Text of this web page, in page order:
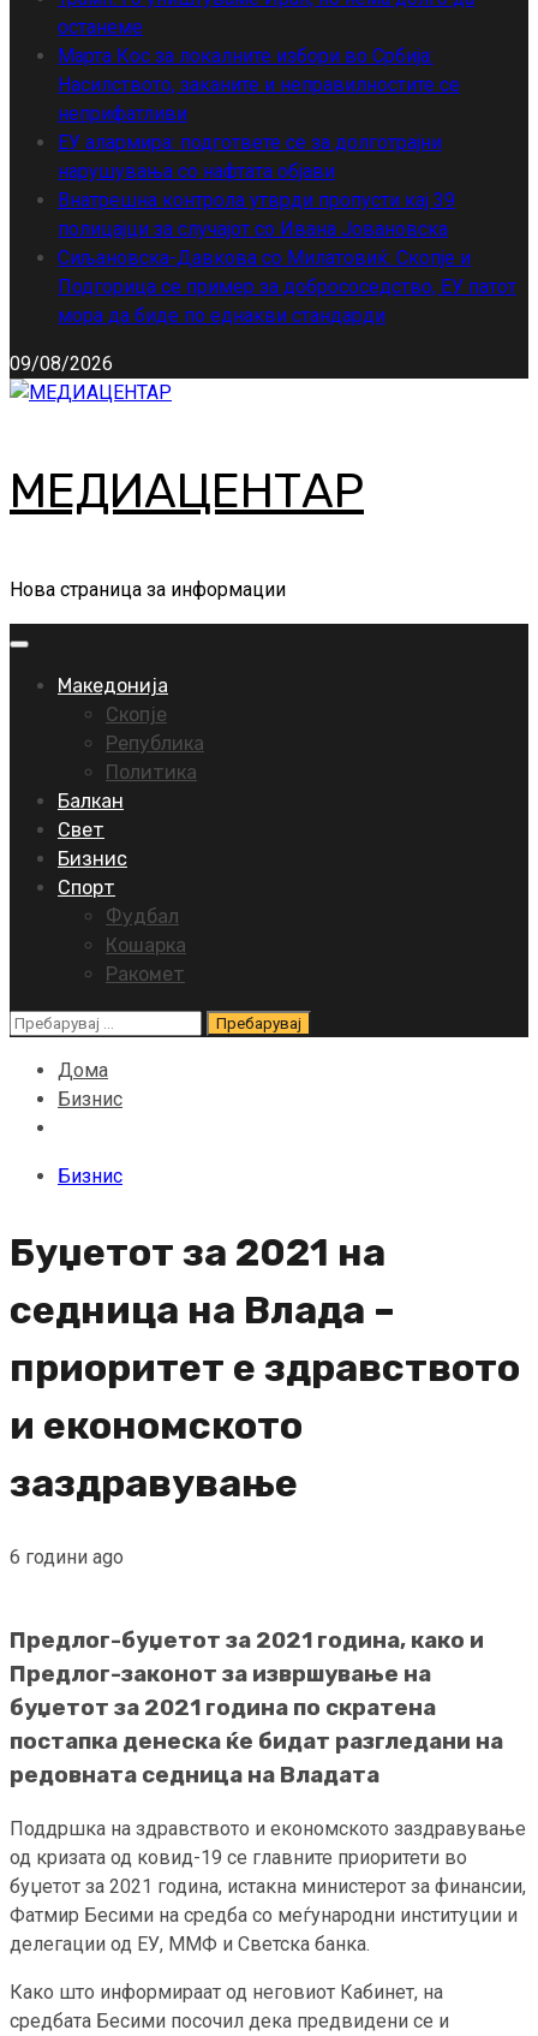
останеме
Марта Кос за локалните избори во Србија:
Насилството, заканите и неправилностите се
неприфатливи
ЕУ алармира: подгответе се за долготрајни
нарушувања со нафтата објави
Внатрешна контрола утврди пропусти кај 39
полицајци за случајот со Ивана Јовановска
Сиљановска-Давкова со Милатовиќ: Скопје и
Подгорица се пример за добрососедство, ЕУ патот
мора да биде по еднакви стандарди
09/08/2026
МЕДИАЦЕНТАР
Нова страница за информации
Primary
Македонија
Скопје
Република
Политика
Балкан
Свет
Бизнис
Спорт
Фудбал
Кошарка
Ракомет
Пребарувај
Дома
Бизнис
Бизнис
Буџетот за 2021 на
седница на Влада –
приоритет е здравството
и економското
заздравување
6 години ago
Предлог-буџетот за 2021 година, како и
Предлог-законот за извршување на
буџетот за 2021 година по скратена
постапка денеска ќе бидат разгледани на
редовната седница на Владата
Поддршка на здравството и економското заздравување
од кризата од ковид-19 се главните приоритети во
буџетот за 2021 година, истакна министерот за финансии,
Фатмир Бесими на средба со меѓународни институции и
делегации од ЕУ, ММФ и Светска банка.
Како што информираат од неговиот Кабинет, на
средбата Бесими посочил дека предвидени се и